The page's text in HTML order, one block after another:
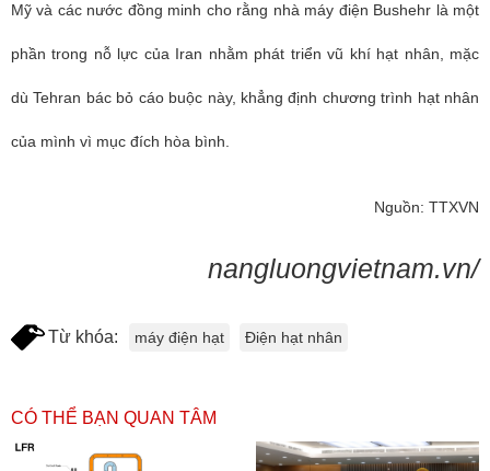
Mỹ và các nước đồng minh cho rằng nhà máy điện Bushehr là một
phần trong nỗ lực của Iran nhằm phát triển vũ khí hạt nhân, mặc
dù Tehran bác bỏ cáo buộc này, khẳng định chương trình hạt nhân
của mình vì mục đích hòa bình.
Nguồn: TTXVN
nangluongvietnam.vn/
Từ khóa: máy điện hạt Điện hạt nhân
CÓ THỂ BẠN QUAN TÂM